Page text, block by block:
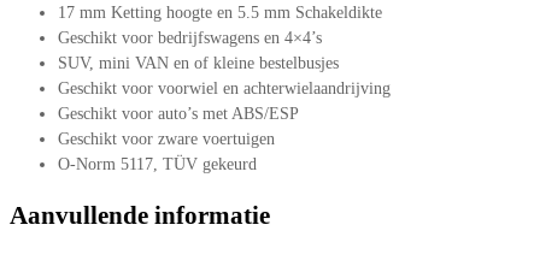
17 mm Ketting hoogte en 5.5 mm Schakeldikte
Geschikt voor bedrijfswagens en 4×4’s
SUV, mini VAN en of kleine bestelbusjes
Geschikt voor voorwiel en achterwielaandrijving
Geschikt voor auto’s met ABS/ESP
Geschikt voor zware voertuigen
O-Norm 5117, TÜV gekeurd
Aanvullende informatie